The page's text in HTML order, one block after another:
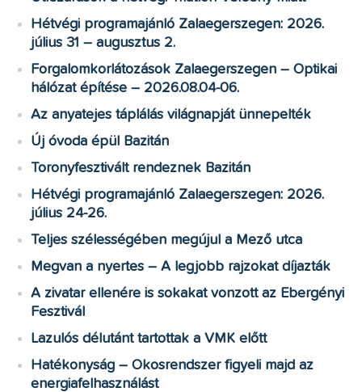
Hétvégi programajánló Zalaegerszegen: 2026.
július 31 – augusztus 2.
Forgalomkorlátozások Zalaegerszegen – Optikai
hálózat építése – 2026.08.04-06.
Az anyatejes táplálás világnapját ünnepelték
Új óvoda épül Bazitán
Toronyfesztivált rendeznek Bazitán
Hétvégi programajánló Zalaegerszegen: 2026.
július 24-26.
Teljes szélességében megújul a Mező utca
Megvan a nyertes – A legjobb rajzokat díjazták
A zivatar ellenére is sokakat vonzott az Ebergényi
Fesztivál
Lazulós délutánt tartottak a VMK előtt
Hatékonyság – Okosrendszer figyeli majd az
energiafelhasználást